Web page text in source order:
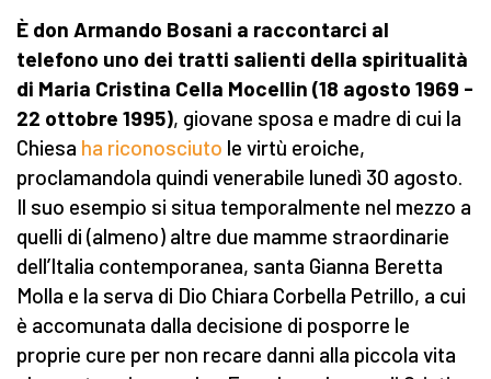
È don Armando Bosani a raccontarci al
telefono uno dei tratti salienti della spiritualità
di Maria Cristina Cella Mocellin (18 agosto 1969 -
22 ottobre 1995), giovane sposa e madre di cui la
Chiesa ha riconosciuto le virtù eroiche,
proclamandola quindi venerabile lunedì 30 agosto.
Il suo esempio si situa temporalmente nel mezzo a
quelli di (almeno) altre due mamme straordinarie
dell’Italia contemporanea, santa Gianna Beretta
Molla e la serva di Dio Chiara Corbella Petrillo, a cui
è accomunata dalla decisione di posporre le
proprie cure per non recare danni alla piccola vita